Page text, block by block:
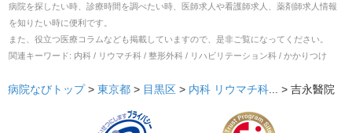
病院を探したい時、診療時間を調べたい時、医師求人や看護師求人、薬剤師求人情報
を知りたい時に便利です。
また、役立つ医療コラムなども掲載していますので、是非ご覧になってください。
関連キーワード: 内科 / リウマチ科 / 整形外科 / リハビリテーション科 / かかりつけ
病院なびトップ > 東京都 > 目黒区 > 内科 リウマチ科... > 吉永醫院